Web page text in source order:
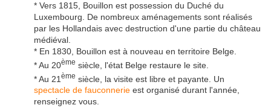
* Vers 1815, Bouillon est possession du Duché du
Luxembourg. De nombreux aménagements sont réalisés
par les Hollandais avec destruction d'une partie du château
médiéval.
* En 1830, Bouillon est à nouveau en territoire Belge.
* Au 20ème siècle, l'état Belge restaure le site.
* Au 21 ème siècle, la visite est libre et payante. Un
spectacle de fauconnerie est organisé durant l'année,
renseignez vous.